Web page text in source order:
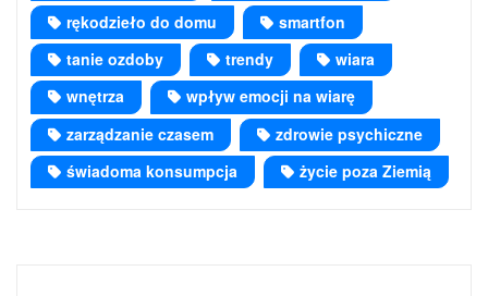
rękodzieło do domu
smartfon
tanie ozdoby
trendy
wiara
wnętrza
wpływ emocji na wiarę
zarządzanie czasem
zdrowie psychiczne
świadoma konsumpcja
życie poza Ziemią